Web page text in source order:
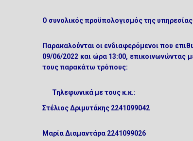
Ο συνολικός προϋπολογισμός της
Παρακαλούνται οι ενδιαφερόμενοι που
09/06/2022 και ώρα 13:00, επικοινωνώντας
τους παρακάτω τρόπους:
Τηλεφωνικά με τους κ.κ.:
Στέλιος Δριμυτάκης 2241099042
Μαρία Διαμαντάρα 2241099026